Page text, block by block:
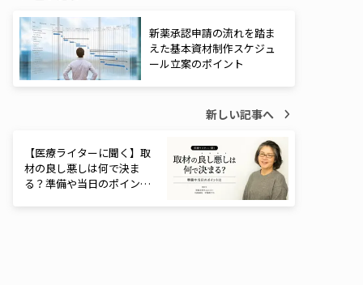
新薬承認申請の流れを踏ま
えた基本資材制作スケジュ
ール立案のポイント
新しい記事へ
【医療ライターに聞く】取
材の良し悪しは何で決ま
る？準備や当日のポイント